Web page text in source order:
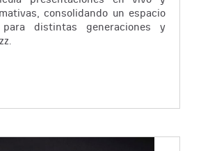
consolidando un espacio
distintas generaciones y